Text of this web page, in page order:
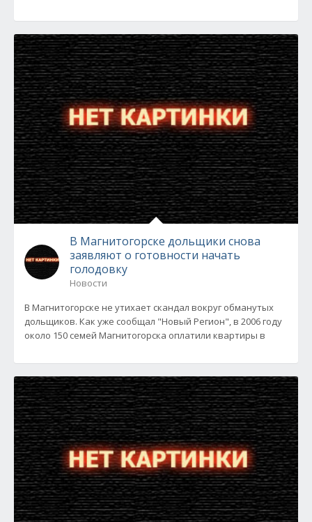
В Магнитогорске дольщики снова
заявляют о готовности начать
голодовку
Новости
В Магнитогорске не утихает скандал вокруг обманутых
дольщиков. Как уже сообщал "Новый Регион", в 2006 году
около 150 семей Магнитогорска оплатили квартиры в